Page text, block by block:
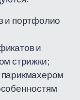
и портфолио
и
стрижки;